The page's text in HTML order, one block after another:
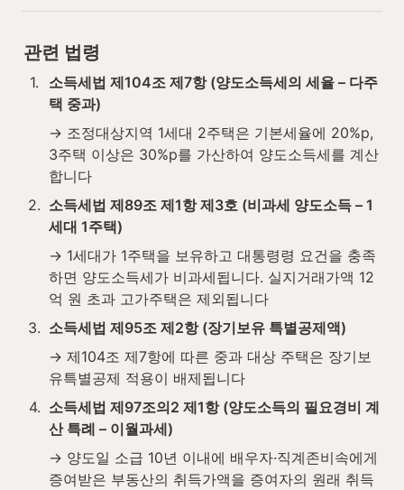
관련 법령
1.
소득세법 제104조 제7항 (양도소득세의 세율 – 다주
택 중과)
→ 조정대상지역 1세대 2주택은 기본세율에 20%p,
3주택 이상은 30%p를 가산하여 양도소득세를 계산
합니다
2. 소득세법 제89조 제1항 제3호 (비과세 양도소득 – 1
세대 1주택)
→ 1세대가 1주택을 보유하고 대통령령 요건을 충족
하면 양도소득세가 비과세됩니다. 실지거래가액 12
억 원 초과 고가주택은 제외됩니다
3. 소득세법 제95조 제2항 (장기보유 특별공제액)
→ 제104조 제7항에 따른 중과 대상 주택은 장기보
유특별공제 적용이 배제됩니다
4. 소득세법 제97조의2 제1항 (양도소득의 필요경비 계
산 특례 – 이월과세)
→ 양도일 소급 10년 이내에 배우자·직계존비속에게
증여받은 부동산의 취득가액을 증여자의 원래 취득